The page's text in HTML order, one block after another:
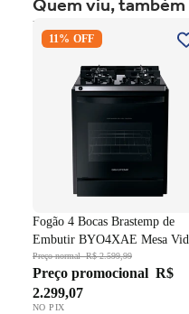
Excelente custo-
Produto robusto e
Fogão 4 Bocas Brastemp de
Embutir BYO4XAE Mesa
Fundido Dupla Chama Preto
11% OFF
Fogão 4 Bocas Brastemp de
Embutir BYO4XAE Mesa
Grade em Ferro Fundido Dupla
Chama Preto Bivolt
Preço normalR$ 2.599,99
Preço promocional R$
2.299,07
NO PIX